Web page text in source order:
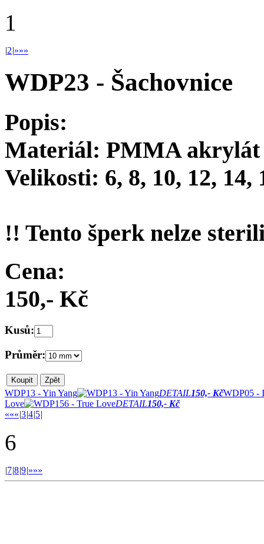
1
|2|»»»
WDP23 - Šachovnice
Popis:
Materiál: PMMA akrylát
Velikosti: 6, 8, 10, 12, 14,
!! Tento šperk nelze
Cena:
150,- Kč
Kusů:
Průměr:
WDP13 - Yin Yang DETAIL150,- KčWDP05 -
Love
DETAIL150,- Kč
«««|3|4|5|
6
|7|8|9|»»»